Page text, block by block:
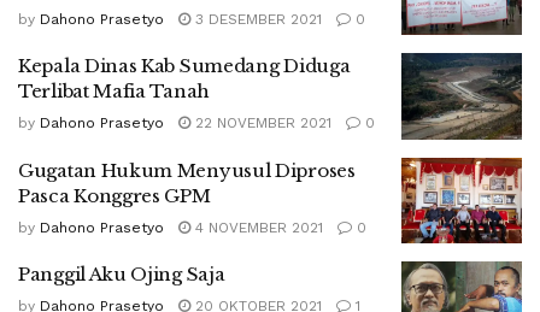
by Dahono Prasetyo 3 DESEMBER 2021 0
Kepala Dinas Kab Sumedang Diduga
Terlibat Mafia Tanah
by Dahono Prasetyo 22 NOVEMBER 2021 0
Gugatan Hukum Menyusul Diproses
Pasca Konggres GPM
by Dahono Prasetyo 4 NOVEMBER 2021 0
Panggil Aku Ojing Saja
by Dahono Prasetyo 20 OKTOBER 2021 1